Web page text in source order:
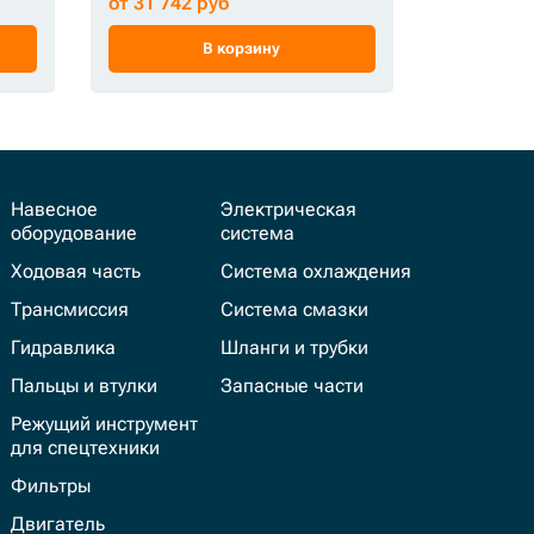
В корзину
Навесное
оборудование
Ходовая часть
Трансмиссия
Гидравлика
Пальцы и втулки
Режущий инструмент
для спецтехники
Фильтры
Двигатель
Электрическая
система
Система охлаждения
Система смазки
Шланги и трубки
Запасные части